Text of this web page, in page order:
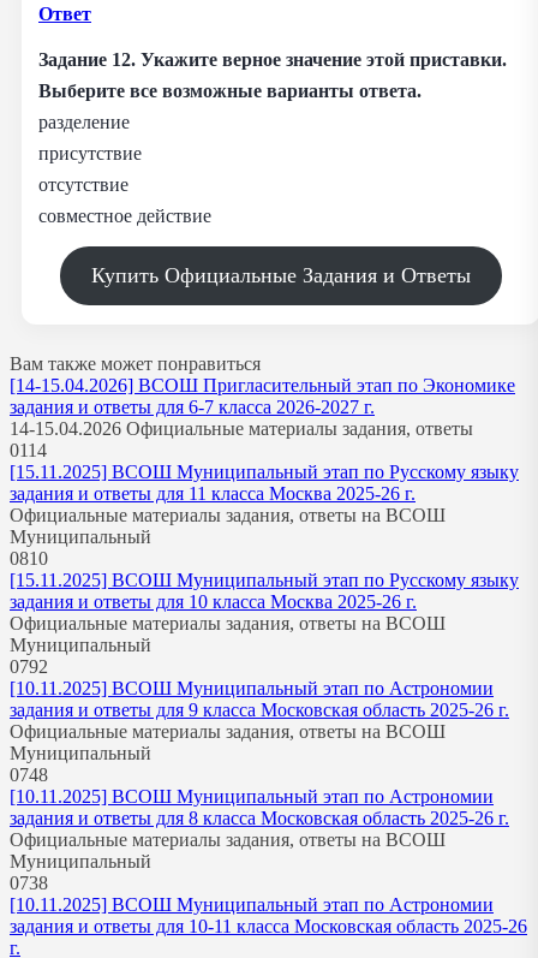
Ответ
Задание 12. Укажите верное значение этой приставки.
Выберите все возможные варианты ответа.
разделение
присутствие
отсутствие
совместное действие
Купить Официальные Задания и Ответы
Вам также может понравиться
[14-15.04.2026] ВСОШ Пригласительный этап по Экономике
задания и ответы для 6-7 класса 2026-2027 г.
14-15.04.2026 Официальные материалы задания, ответы
0114
[15.11.2025] ВСОШ Муниципальный этап по Русскому языку
задания и ответы для 11 класса Москва 2025-26 г.
Официальные материалы задания, ответы на ВСОШ
Муниципальный
0810
[15.11.2025] ВСОШ Муниципальный этап по Русскому языку
задания и ответы для 10 класса Москва 2025-26 г.
Официальные материалы задания, ответы на ВСОШ
Муниципальный
0792
[10.11.2025] ВСОШ Муниципальный этап по Астрономии
задания и ответы для 9 класса Московская область 2025-26 г.
Официальные материалы задания, ответы на ВСОШ
Муниципальный
0748
[10.11.2025] ВСОШ Муниципальный этап по Астрономии
задания и ответы для 8 класса Московская область 2025-26 г.
Официальные материалы задания, ответы на ВСОШ
Муниципальный
0738
[10.11.2025] ВСОШ Муниципальный этап по Астрономии
задания и ответы для 10-11 класса Московская область 2025-26
г.